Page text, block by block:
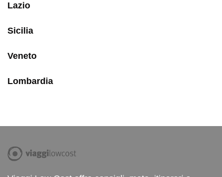
Lazio
Sicilia
Veneto
Lombardia